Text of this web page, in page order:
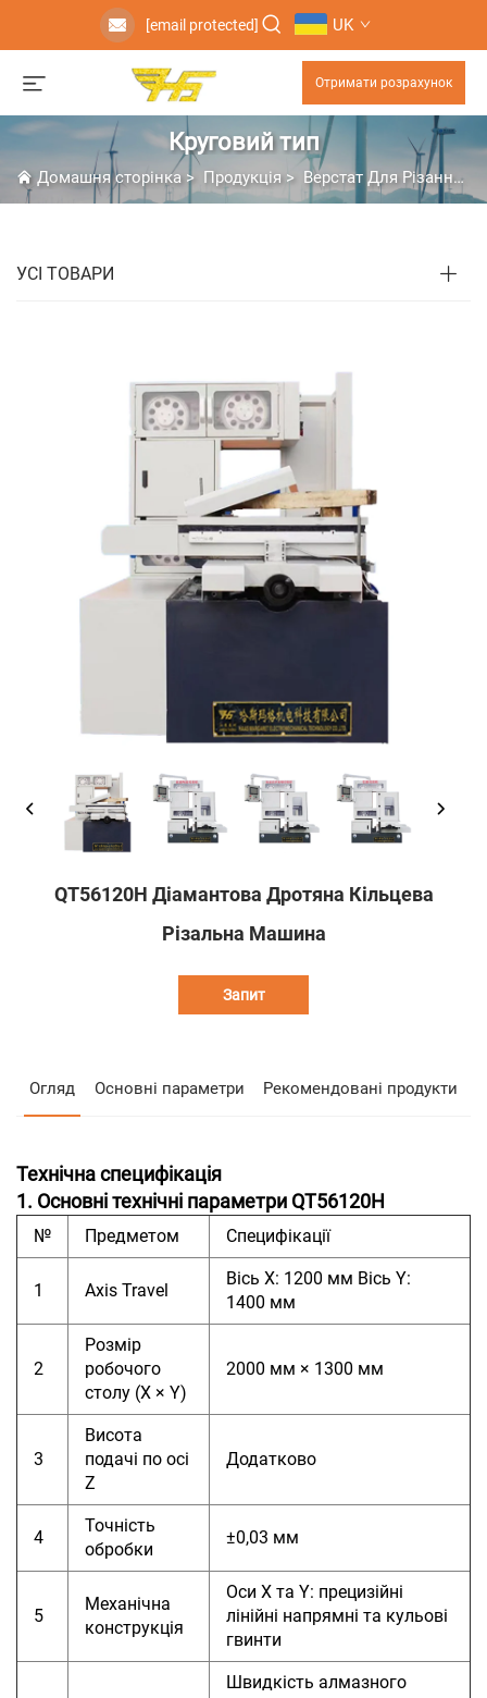
[email protected] UK
Отримати розрахунок
Круговий тип
Домашня сторінка> Продукція> Верстат Для Різання Дротом
УСІ ТОВАРИ
QT56120H Діамантова Дротяна Кільцева
Різальна Машина
Запит
Огляд Основні параметри Рекомендовані продукти
Технічна специфікація
1. Основні технічні параметри QT56120H
№ Предметом Специфікації
1 Axis Travel
Вісь X: 1200 мм Вісь Y:
1400 мм
2
Розмір
робочого
столу (X × Y)
2000 мм × 1300 мм
3
Висота
подачі по осі
Z
Додатково
4
Точність
обробки
±0,03 мм
5
Механічна
конструкція
Оси X та Y: прецизійні
лінійні напрямні та кульові
гвинти
Швидкість алмазного